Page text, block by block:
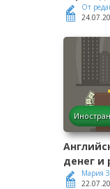
От
денег и
Мария